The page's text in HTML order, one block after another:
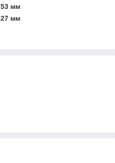
53 мм
27 мм